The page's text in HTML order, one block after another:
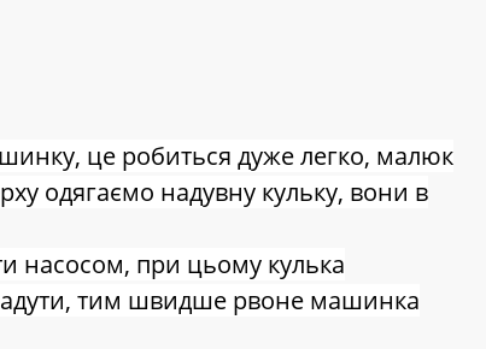
це робиться дуже легко, малюк
одягаємо надувну кульку, вони в
насосом, при цьому кулька
тим швидше рвоне машинка